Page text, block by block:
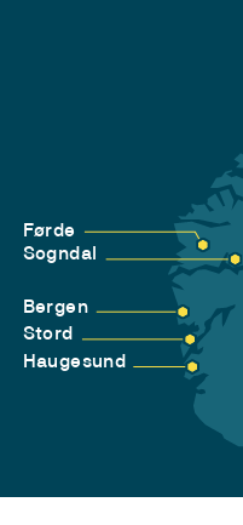
Førde
Sogndal
Bergen
Stord
Haugesund